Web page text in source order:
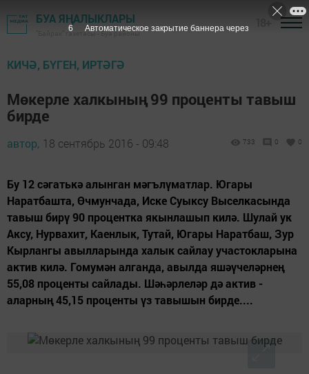
БУА ЯҢАЛЫКЛАРЫ
"Байрак" газетасы - Буа районы
КИЧӘ, БҮГЕН, ИРТӘГӘ
Мөкерле халкының 99 проценты тавыш
бирде
автор, 18 сентябрь 2016 - 09:48 733 0 0
Бу 12 сәгатькә алынган мәгълүматлар. Югары
Наратбашта, Өчмунчада, Иске Суыксу Выселкасында
тавыш бирү 90 процентка якынлашып килә. Шулай ук
Аксу, Нурвахит, Каенлык, Тутай, Югары Наратбаш, Зур
Кырлангы авылларында халык сайлау участокларына
актив килә. Гомумән алганда, авылда яшәүчеләрнең
55,08 проценты сайлады. Шәһәрлеләр дә актив -
аларның 45,15 проценты үз тавышын бирде....
5 Автоматическое закрытие баннера через